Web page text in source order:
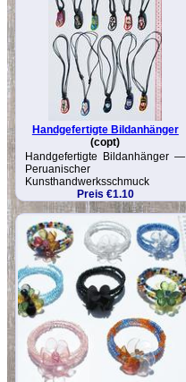
Handgefertigte Bildanhänger
(copt)
Handgefertigte Bildanhänger —
Peruanischer
Kunsthandwerksschmuck
Preis €1.10